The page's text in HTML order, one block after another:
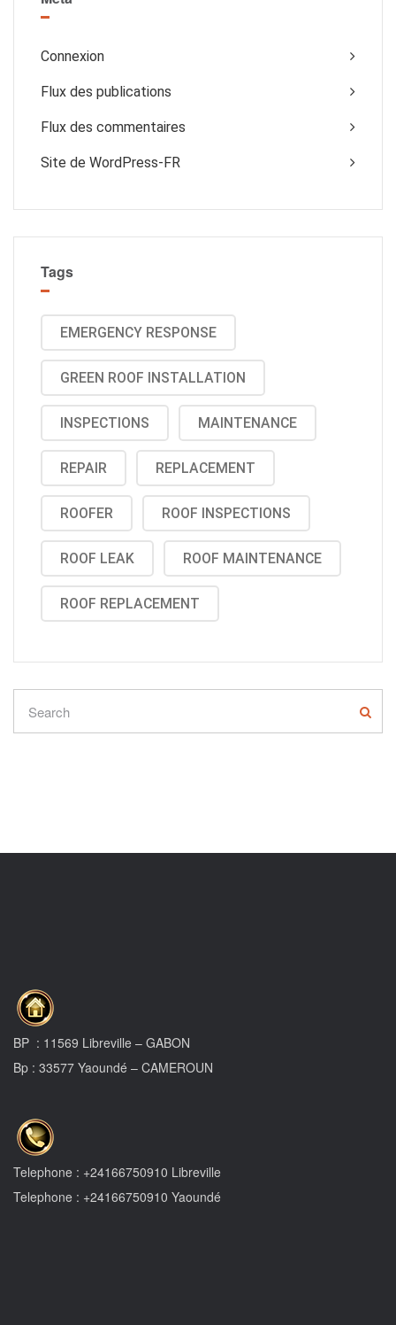
Connexion
Flux des publications
Flux des commentaires
Site de WordPress-FR
Tags
EMERGENCY RESPONSE
GREEN ROOF INSTALLATION
INSPECTIONS MAINTENANCE
REPAIR REPLACEMENT
ROOFER ROOF INSPECTIONS
ROOF LEAK ROOF MAINTENANCE
ROOF REPLACEMENT
BP : 11569 Libreville – GABON
Bp : 33577 Yaoundé – CAMEROUN
Telephone : +24166750910 Libreville
Telephone : +24166750910 Yaoundé